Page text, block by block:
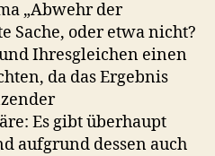
„Abwehr der
Sache, oder etwa nicht?
Ihresgleichen einen
da das Ergebnis
Es gibt überhaupt
aufgrund dessen auch